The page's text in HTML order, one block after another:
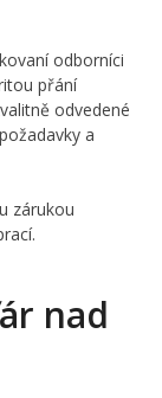
odborníci
přání
odvedené
a
zárukou
nad